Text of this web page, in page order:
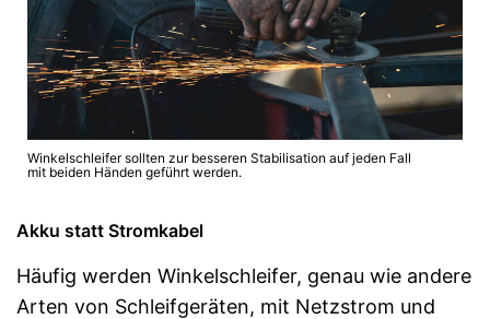
Winkelschleifer sollten zur besseren Stabilisation auf jeden Fall
mit beiden Händen geführt werden.
Akku statt Stromkabel
Häufig werden Winkelschleifer, genau wie andere
Arten von Schleifgeräten, mit Netzstrom und